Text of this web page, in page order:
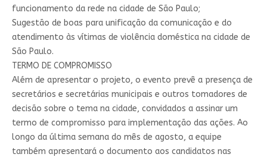
funcionamento da rede na cidade de São Paulo;
Sugestão de boas para unificação da comunicação e do
atendimento às vítimas de violência doméstica na cidade de
São Paulo.
TERMO DE COMPROMISSO
Além de apresentar o projeto, o evento prevê a presença de
secretários e secretárias municipais e outros tomadores de
decisão sobre o tema na cidade, convidados a assinar um
termo de compromisso para implementação das ações. Ao
longo da última semana do mês de agosto, a equipe
também apresentará o documento aos candidatos nas